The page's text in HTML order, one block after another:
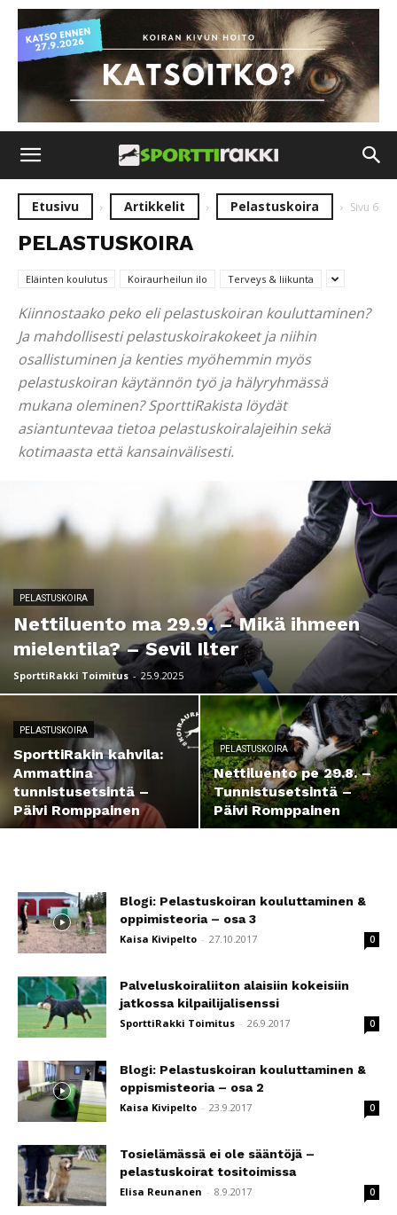
Etusivu Artikkelit Pelastuskoira Sivu 6
PELASTUSKOIRA
Eläinten koulutus Koiraurheilun ilo Terveys & liikunta
Kiinnostaako peko eli pelastuskoiran kouluttaminen?
Ja mahdollisesti pelastuskoirakokeet ja niihin
osallistuminen ja kenties myöhemmin myös
pelastuskoiran käytännön työ ja hälyryhmässä
mukana oleminen? SporttiRakista löydät
asiantuntevaa tietoa pelastuskoiralajeihin sekä
kotimaasta että kansainvälisesti.
PELASTUSKOIRA
Nettiluento ma 29.9. – Mikä ihmeen
mielentila? – Sevil Ilter
SporttiRakki Toimitus - 25.9.2025
PELASTUSKOIRA
SporttiRakin kahvila:
Ammattina
tunnistusetsintä –
Päivi Romppainen
PELASTUSKOIRA
Nettiluento pe 29.8. –
Tunnistusetsintä –
Päivi Romppainen
Blogi: Pelastuskoiran kouluttaminen &
oppimisteoria – osa 3
Kaisa Kivipelto - 27.10.2017 0
Palveluskoiraliiton alaisiin kokeisiin
jatkossa kilpailijalisenssi
SporttiRakki Toimitus - 26.9.2017 0
Blogi: Pelastuskoiran kouluttaminen &
oppismisteoria – osa 2
Kaisa Kivipelto - 23.9.2017 0
Tosielämässä ei ole sääntöjä –
pelastuskoirat tositoimissa
Elisa Reunanen - 8.9.2017 0